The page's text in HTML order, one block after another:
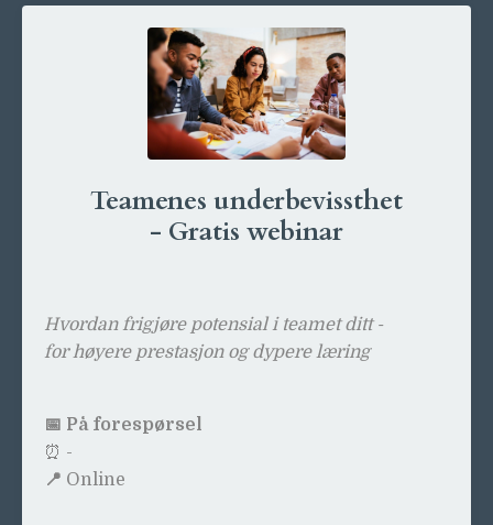
Teamenes underbevissthet
- Gratis webinar
Hvordan frigjøre potensial i teamet ditt -
for høyere prestasjon og dypere læring
📅 På forespørsel
⏰ -
📍 Online